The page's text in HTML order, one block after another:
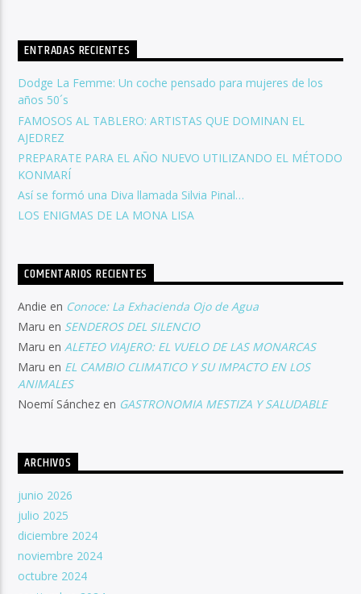
ENTRADAS RECIENTES
Dodge La Femme: Un coche pensado para mujeres de los
años 50´s
FAMOSOS AL TABLERO: ARTISTAS QUE DOMINAN EL
AJEDREZ
PREPARATE PARA EL AÑO NUEVO UTILIZANDO EL MÉTODO
KONMARÍ
Así se formó una Diva llamada Silvia Pinal…
LOS ENIGMAS DE LA MONA LISA
COMENTARIOS RECIENTES
Andie en Conoce: La Exhacienda Ojo de Agua
Maru en SENDEROS DEL SILENCIO
Maru enALETEO VIAJERO: EL VUELO DE LAS MONARCAS
Maru en EL CAMBIO CLIMATICO Y SU IMPACTO EN LOS
ANIMALES
Noemí Sánchez en GASTRONOMIA MESTIZA Y SALUDABLE
ARCHIVOS
junio 2026
julio 2025
diciembre 2024
noviembre 2024
octubre 2024